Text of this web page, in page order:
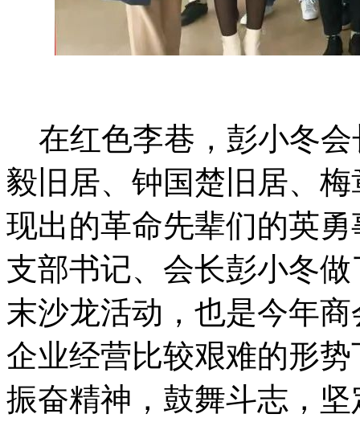
在红色李巷，彭小冬会
毅旧居、钟国楚旧居、
现出的革命先辈们的英
支部书记、会长彭小冬
末沙龙活动，也是今年
企业经营比较艰难的形
振奋精神，鼓舞斗志，